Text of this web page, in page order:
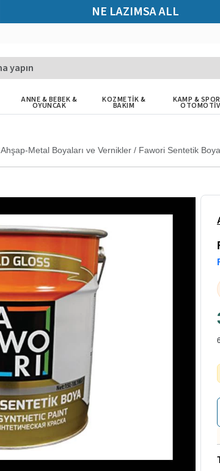
NE LAZIMSA ALL
ANNE & BEBEK &
OYUNCAK
KOZMETİK &
BAKIM
KAMP &
OTOMOTİV
Ahşap-Metal Boyaları ve Vernikler / Fawori Sentetik Boya